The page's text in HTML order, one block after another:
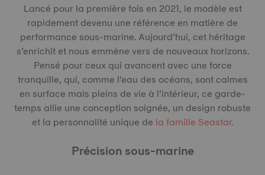
Lancé pour la première fois en 2021, le modèle est
rapidement devenu une référence en matière de
performance sous-marine. Aujourd’hui, cet héritage
s’enrichit et nous emmène vers de nouveaux horizons.
Pensé pour ceux qui avancent avec une force
tranquille, qui, comme l’eau des océans, sont calmes
en surface mais pleins de vie à l’intérieur, ce garde-
temps allie une conception soignée, un design robuste
et la personnalité unique de la famille Seastar.
Précision sous-marine